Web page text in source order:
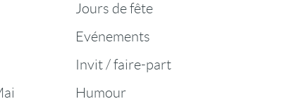
Jours de fête
Evénements
Invit / faire-part
Humour